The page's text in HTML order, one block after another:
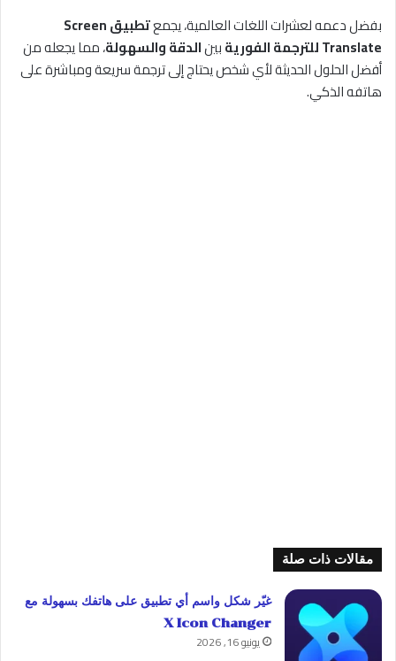
بفضل دعمه لعشرات اللغات العالمية، يجمع
تطبيق Screen
Translate للترجمة الفورية
بينالدقة والسهولة، مما يجعله من
أفضل الحلول الحديثة لأي شخص يحتاج إلى ترجمة سريعة ومباشرة على
هاتفه الذكي.
مقالات ذات صلة
غيّر شكل واسم أي تطبيق على هاتفك بسهولة مع
X Icon Changer
يونيو 16, 2026